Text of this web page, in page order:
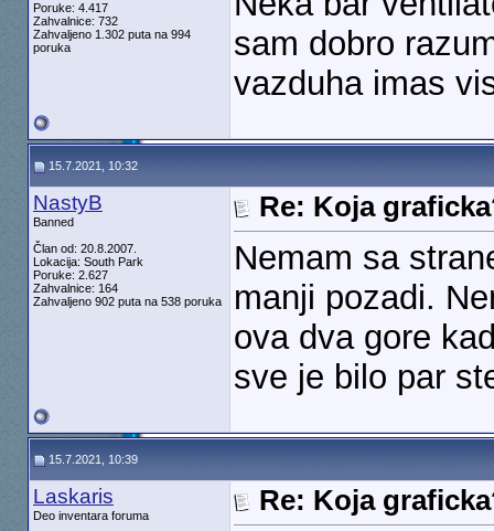
Poruke: 4.417
Zahvalnice: 732
Zahvaljeno 1.302 puta na 994
poruka
sam dobro
vazduha imas
15.7.2021, 10:32
NastyB
Banned
Član od: 20.8.2007.
Lokacija: South Park
Poruke: 2.627
Zahvalnice: 164
Zahvaljeno 902 puta na 538 poruka
Re: Koja
Nemam sa
manji pozadi.
ova dva gore
sve je bilo par
15.7.2021, 10:39
Laskaris
Deo inventara foruma
Re: Koja